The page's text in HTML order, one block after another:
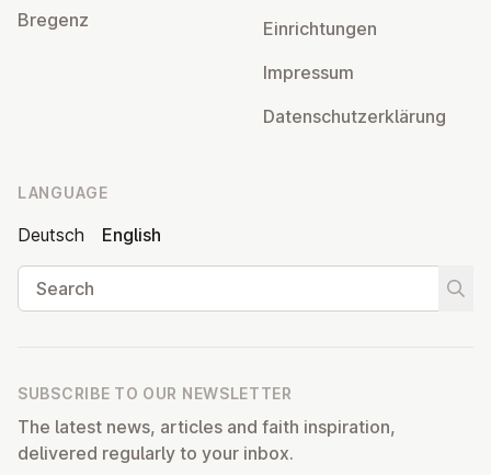
Bregenz
Ein­rich­tun­gen
Impressum
Datens­chutzerklärung
LANGUAGE
Deutsch
English
Search
SUBSCRIBE TO OUR NEWSLETTER
The latest news, articles and faith inspiration,
delivered regularly to your inbox.